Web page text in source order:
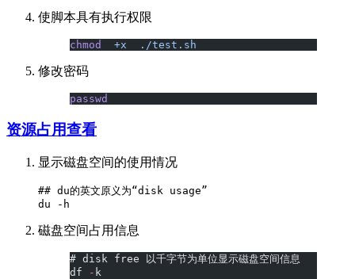
使脚本具有执行权限
chmod
  +x
  ./test.sh
修改密码
passwd
资源占用查看
显示磁盘空间的使用情况
## du的英文原义为“disk usage”
磁盘空间占用信息
# disk free 以千字节为单位显示磁盘空间信息
df
- k